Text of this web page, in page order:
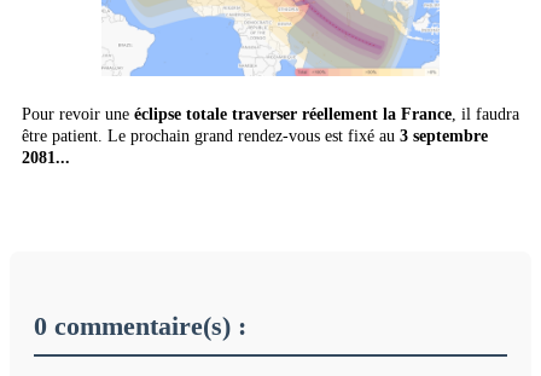
Pour revoir une éclipse totale traverser réellement la France , il faudra
être patient. Le prochain grand rendez-vous est fixé au 3 septembre
2081...
0 commentaire(s) :